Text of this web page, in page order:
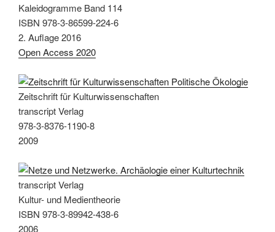
Kaleidogramme Band 114
ISBN 978-3-86599-224-6
2. Auflage 2016
Open Access 2020
Zeitschrift für Kulturwissenschaften
transcript Verlag
978-3-8376-1190-8
2009
transcript Verlag
Kultur- und Medientheorie
ISBN 978-3-89942-438-6
2006